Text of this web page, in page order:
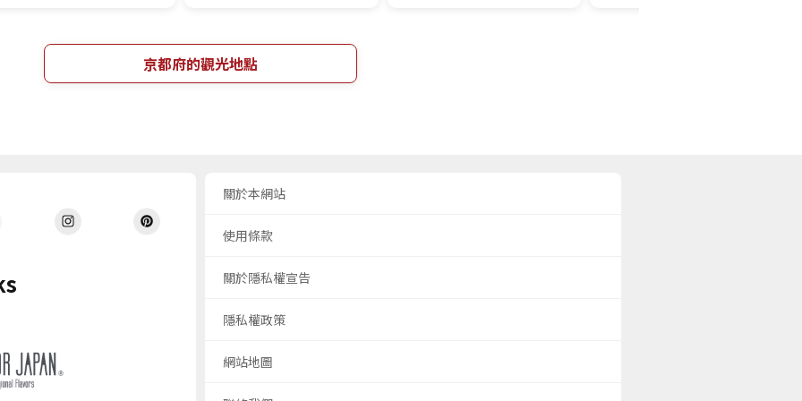
京都府的觀光地點
關於本網站
使用條款
關於隱私權宣告
隱私權政策
網站地圖